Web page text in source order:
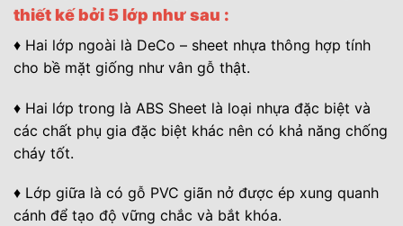
thiết kế bởi 5 lớp như sau :
♦ Hai lớp ngoài là DeCo – sheet nhựa thông hợp tính
cho bề mặt giống như vân gỗ thật.
♦ Hai lớp trong là ABS Sheet là loại nhựa đặc biệt và
các chất phụ gia đặc biệt khác nên có khả năng chống
cháy tốt.
♦ Lớp giữa là có gỗ PVC giãn nở được ép xung quanh
cánh để tạo độ vững chắc và bắt khóa.